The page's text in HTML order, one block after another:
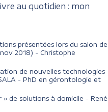
au quotidien : mon
présentées lors du salon de
2018) - Christophe
de nouvelles technologies
- PhD en gérontologie et
de solutions à domicile - René